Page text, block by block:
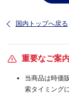
国内トップへ戻る
重要なご案内
当商品は時価
索タイミング